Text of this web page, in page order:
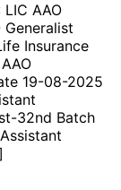
AAO
Generalist
Insurance
19-08-2025
32nd Batch